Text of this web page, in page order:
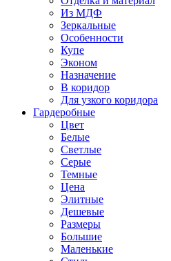
Из МДФ
Зеркальные
Особенности
Купе
Эконом
Назначение
В коридор
Для узкого коридора
Гардеробные
Цвет
Белые
Светлые
Серые
Темные
Цена
Элитные
Дешевые
Размеры
Большие
Маленькие